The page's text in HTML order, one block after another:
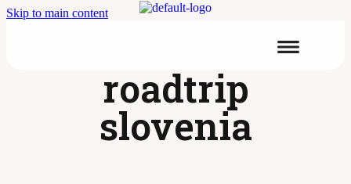
Skip to main content
roadtrip
slovenia